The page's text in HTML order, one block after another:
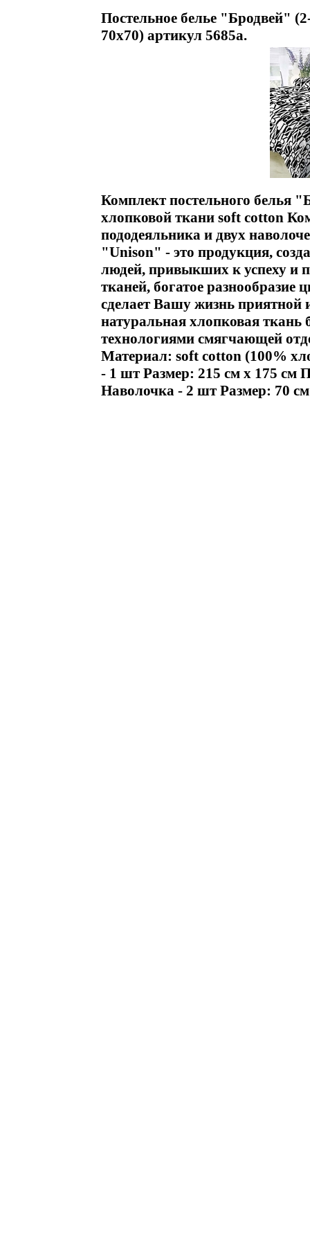
Постельное белье "Бродвей"
70х70) артикул 5685a.
Комплект постельного белья
хлопковой ткани soft cotton
пододеяльника и двух
"Unison" - это продукция,
людей, привыкших к успеху и
тканей, богатое
сделает Вашу жизнь приятной
натуральная хлопковая ткань
технологиями смягчающей
Материал: soft cotton (100%
- 1 шт Размер: 215 см х 175 см
Наволочка - 2 шт Размер: 70